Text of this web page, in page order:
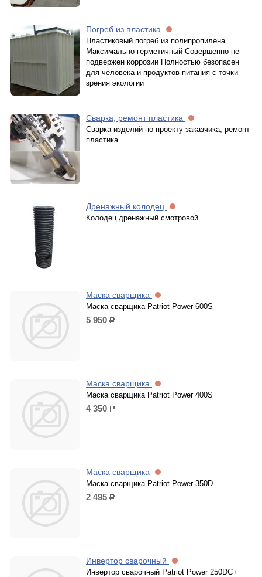
Погреб из пластика
Пластиковый погреб из полипропилена.
Максимально герметичный Совершенно не
подвержен коррозии Полностью безопасен
для человека и продуктов питания с точки
зрения экологии
Сварка, ремонт пластика
Сварка изделий по проекту заказчика, ремонт
пластика
Дренажный колодец
Колодец дренажный смотровой
Маска сварщика
Маска сварщика Patriot Power 600S
5 950 р.
Маска сварщика
Маска сварщика Patriot Power 400S
4 350 р.
Маска сварщика
Маска сварщика Patriot Power 350D
2 495 р.
Инвертор сварочный
Инвертор сварочный Patriot Power 250DC+